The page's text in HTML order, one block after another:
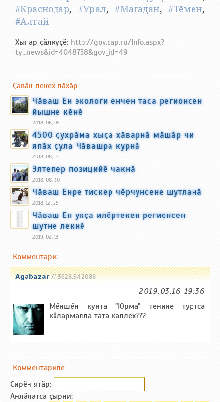
#Краснодар, #Урал,#Магадан,#Тӗмен,
#Алтай
Хыпар ҫӑлкуҫӗ: http://gov.cap.ru/Info.aspx?
ty...news&id=4048738&gov_id=49
Ҫавӑн пекех пӑхӑр
Чӑваш Ен экологи енчен таса регионсен
йышне кӗнӗ
2018, 06, 05
4500 ҫухрӑма хыҫа хӑварнӑ мӑшӑр чи
япӑх ҫула Чӑвашра курнӑ
2018, 08, 13
Элтепер позицийӗ чакнӑ
2018, 08, 30
Чӑваш Енре тискер чӗрчунсене шутланӑ
2018, 12, 25
Чӑваш Ен укҫа илӗртекен регионсен
шутне лекнӗ
2019, 02, 13
Комментари:
Agabazar// 3628.54.2088
2019.03.16 19:36
Мĕншĕн кунта "Юрма" тенине туртса
кăлармалла тата каллех???
Комментариле
Сирӗн ятӑp:
Анлӑлатса ҫырни: